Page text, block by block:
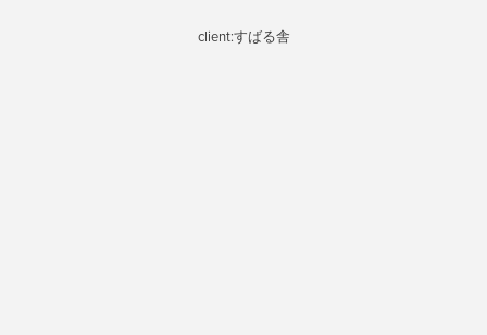
client:すばる舎